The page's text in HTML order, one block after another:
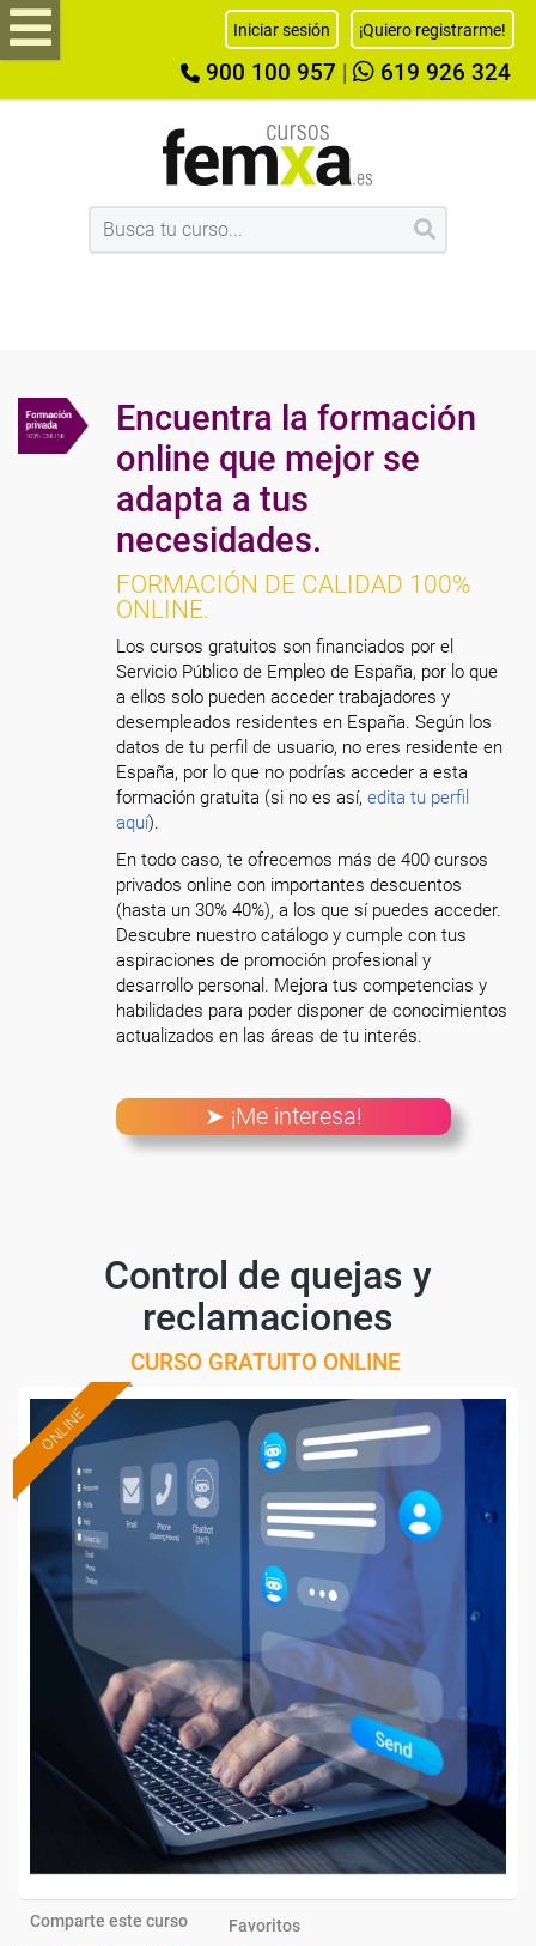
Iniciar sesión ¡Quiero registrarme!
900 100 957 619 926 324
Encuentra la formación
online que mejor se
adapta a tus
necesidades.
FORMACIÓN DE CALIDAD 100%
ONLINE.
Los cursos gratuitos son financiados por el
Servicio Público de Empleo de España, por lo que
a ellos solo pueden acceder trabajadores y
desempleados residentes en España. Según los
datos de tu perfil de usuario, no eres residente en
España, por lo que no podrías acceder a esta
formación gratuita (si no es así,edita tu perfil
aquí).
En todo caso, te ofrecemos más de 400 cursos
privados online con importantes descuentos
(hasta un 30% 40%), a los que sí puedes acceder.
Descubre nuestro catálogo y cumple con tus
aspiraciones de promoción profesional y
desarrollo personal. Mejora tus competencias y
habilidades para poder disponer de conocimientos
actualizados en las áreas de tu interés.
➤ ¡Me interesa!
Control de quejas y
reclamaciones
CURSO GRATUITO ONLINE
ONLINE
Comparte este curso Favoritos